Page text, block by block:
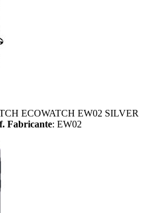
ECOWATCH EW02 SILVER
Fabricante: EW02